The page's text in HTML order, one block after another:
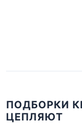
ПОДБОРКИ
ЦЕПЛЯЮТ